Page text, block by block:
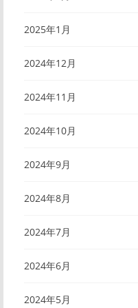
2025年1月
2024年12月
2024年11月
2024年10月
2024年9月
2024年8月
2024年7月
2024年6月
2024年5月